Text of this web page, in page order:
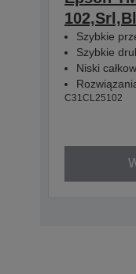
Szybkie
Szybkie
Niski
C31CL25102